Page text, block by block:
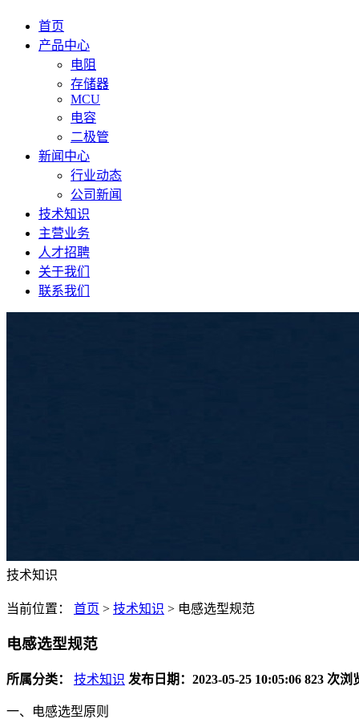
首页
产品中心
电阻
存储器
MCU
电容
二极管
新闻中心
行业动态
公司新闻
技术知识
主营业务
人才招聘
关于我们
联系我们
技术知识
当前位置： 首页 > 技术知识 > 电感选型规范
电感选型规范
所属分类： 技术知识 发布日期：2023-05-25 10:05:06 823 次浏
一、电感选型原则